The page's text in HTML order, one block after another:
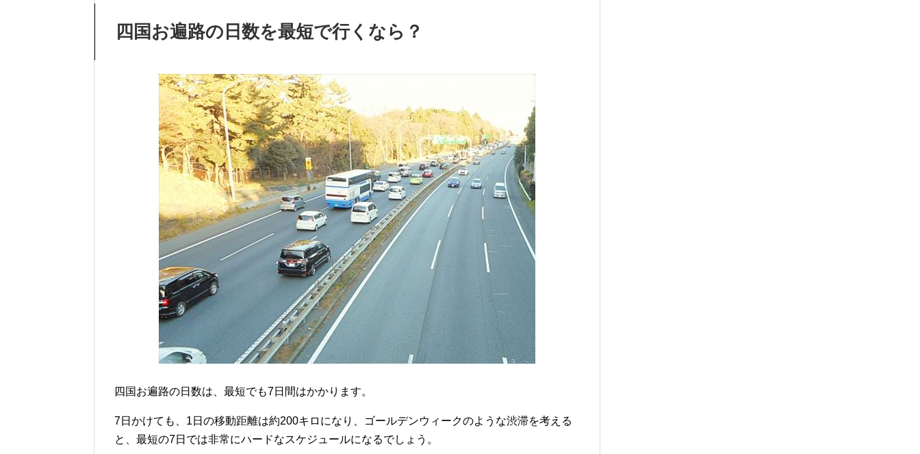
四国お遍路の日数を最短で行くなら？
四国お遍路の日数は、最短でも7日間はかかります。
7日かけても、1日の移動距離は約200キロになり、ゴールデンウィークのような渋滞を考える
と、最短の7日では非常にハードなスケジュールになるでしょう。